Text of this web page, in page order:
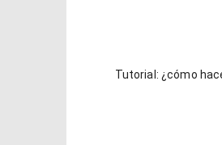
Tutorial: ¿cómo